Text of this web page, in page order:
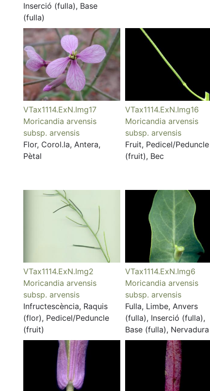
Inserció (fulla), Base
(fulla)
VTax1114.ExN.Img17
Moricandia arvensis
subsp. arvensis
Flor, Corol.la, Antera,
Pètal
VTax1114.ExN.Img16
Moricandia arvensis
subsp. arvensis
Fruit, Pedicel/Peduncle
(fruit), Bec
VTax1114.ExN.Img2
Moricandia arvensis
subsp. arvensis
Infructescència, Raquis
(flor), Pedicel/Peduncle
(fruit)
VTax1114.ExN.Img6
Moricandia arvensis
subsp. arvensis
Fulla, Limbe, Anvers
(fulla), Inserció (fulla),
Base (fulla), Nervadura